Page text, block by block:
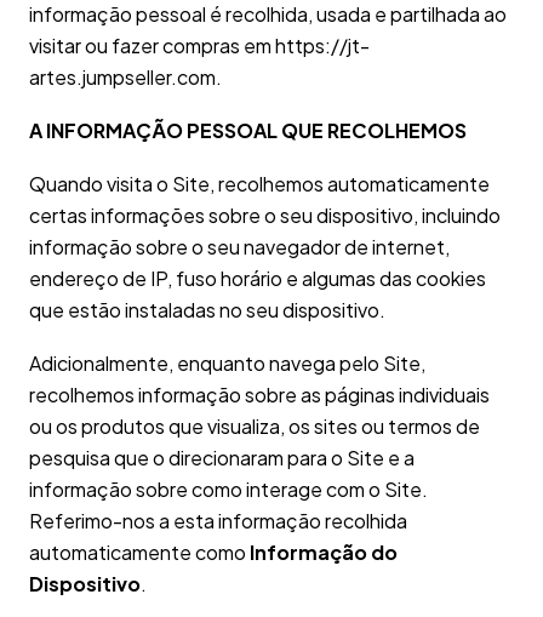
informação pessoal é recolhida, usada e partilhada ao
visitar ou fazer compras em https://jt-
artes.jumpseller.com.
A INFORMAÇÃO PESSOAL QUE RECOLHEMOS
Quando visita o Site, recolhemos automaticamente
certas informações sobre o seu dispositivo, incluindo
informação sobre o seu navegador de internet,
endereço de IP, fuso horário e algumas das cookies
que estão instaladas no seu dispositivo.
Adicionalmente, enquanto navega pelo Site,
recolhemos informação sobre as páginas individuais
ou os produtos que visualiza, os sites ou termos de
pesquisa que o direcionaram para o Site e a
informação sobre como interage com o Site.
Referimo-nos a esta informação recolhida
automaticamente como Informação do
Dispositivo.